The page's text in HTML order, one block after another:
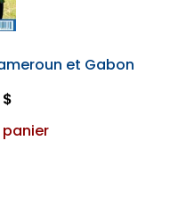
et Gabon
$